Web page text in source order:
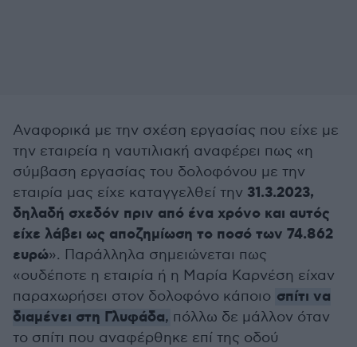
Αναφορικά με την σχέση εργασίας που είχε με
την εταιρεία η ναυτιλιακή αναφέρει πως «η
σύμβαση εργασίας του δολοφόνου με την
εταιρία μας είχε καταγγελθεί την 31.3.2023,
δηλαδή σχεδόν πριν από ένα χρόνο και αυτός
είχε λάβει ως αποζημίωση το ποσό των 74.862
ευρώ». Παράλληλα σημειώνεται πως
«ουδέποτε η εταιρία ή η Μαρία Καρνέση είχαν
παραχωρήσει στον δολοφόνο κάποιο σπίτι να
διαμένει στη Γλυφάδα, πόλλω δε μάλλον όταν
το σπίτι που αναφέρθηκε επί της οδού